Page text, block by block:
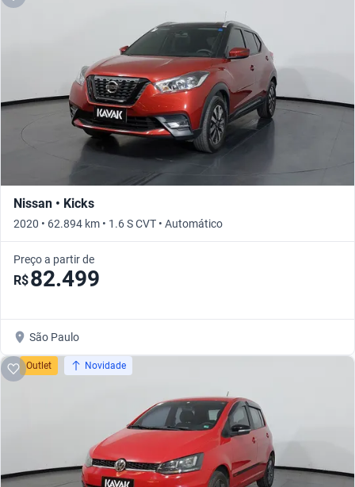
Nissan • Kicks
2020 • 62.894 km • 1.6 S CVT • Automático
Preço a partir de
R$82.499
São Paulo
Outlet Novidade